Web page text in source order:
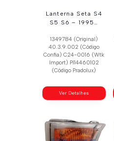
Lanterna Seta S4
S5 S6 – 1995…
1349784 (Original)
40.3.9.002 (Código
Confia) C24-0016 (Wtk
Import) Pl14460102
(Código Pradolux)
Ver Detalhes